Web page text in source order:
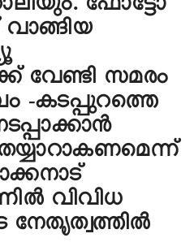
ഫോട്ടോ
വേണ്ടി സമരം
-കടപ്പുറത്തെ
വിവിധ